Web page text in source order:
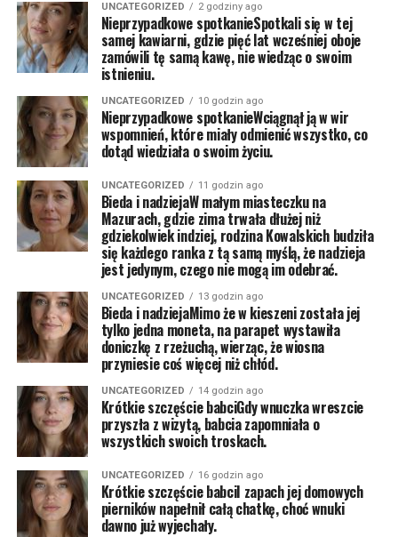
UNCATEGORIZED 2 godziny ago
Nieprzypadkowe spotkanieSpotkali się w tej
samej kawiarni, gdzie pięć lat wcześniej oboje
zamówili tę samą kawę, nie wiedząc o swoim
istnieniu.
UNCATEGORIZED 10 godzin ago
Nieprzypadkowe spotkanieWciągnął ją w wir
wspomnień, które miały odmienić wszystko, co
dotąd wiedziała o swoim życiu.
UNCATEGORIZED 11 godzin ago
Bieda i nadziejaW małym miasteczku na
Mazurach, gdzie zima trwała dłużej niż
gdziekolwiek indziej, rodzina Kowalskich budziła
się każdego ranka z tą samą myślą, że nadzieja
jest jedynym, czego nie mogą im odebrać.
UNCATEGORIZED 13 godzin ago
Bieda i nadziejaMimo że w kieszeni została jej
tylko jedna moneta, na parapet wystawiła
doniczkę z rzeżuchą, wierząc, że wiosna
przyniesie coś więcej niż chłód.
UNCATEGORIZED 14 godzin ago
Krótkie szczęście babciGdy wnuczka wreszcie
przyszła z wizytą, babcia zapomniała o
wszystkich swoich troskach.
UNCATEGORIZED 16 godzin ago
Krótkie szczęście babciI zapach jej domowych
pierników napełnił całą chatkę, choć wnuki
dawno już wyjechały.